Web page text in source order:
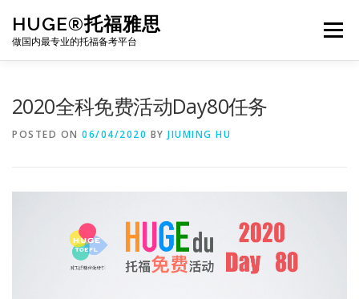
content
HUGE®托福雅思
做国内最专业的托福备考平台
Menu
2020全科免费活动Day80任务
POSTED ON 06/04/2020 BY JIUMING HU